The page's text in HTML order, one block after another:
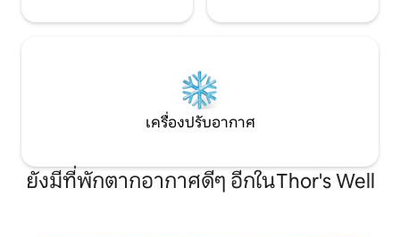
เหมาะสำหรับการเดินเล่นยามเช้าที่เงียบ
สงบการชมพายุและการเดินเล่นชม
กลางแจ้งที่ใช้ร่วมกันพร้อมที่นั่งเพื่อรับ
ลมทะเล * ห้องซักรีดรวมฟรี (เครื่องซักผ้า
ไม่ต้องใช้รถ — เดินเพียงไม่กี่นาทีจากสถาน
House – อาหารทะเลสดใหม่และเสน่ห์ริม
ชายฝั่งแบบสบายๆ * ดริฟท์อินน์คาเฟ่ -
ประสบการณ์การรับประทานอาหารสไตล์
เครื่องปรับอากาศ
ยังมีที่พักตากอากาศดีๆ อีกในThor's Well